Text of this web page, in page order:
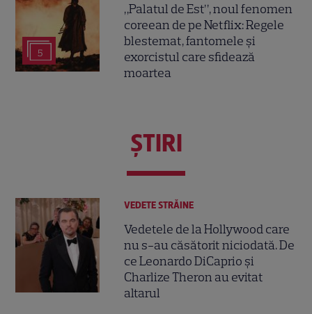
5
„Palatul de Est”, noul fenomen
coreean de pe Netflix: Regele
blestemat, fantomele și
exorcistul care sfidează
moartea
ŞTIRI
VEDETE STRĂINE
Vedetele de la Hollywood care
nu s-au căsătorit niciodată. De
ce Leonardo DiCaprio și
Charlize Theron au evitat
altarul